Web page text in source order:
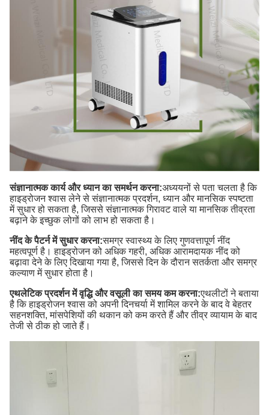
संज्ञानात्मक कार्य और ध्यान का समर्थन करना:अध्ययनों से पता चलता है कि
हाइड्रोजन श्वास लेने से संज्ञानात्मक प्रदर्शन, ध्यान और मानसिक स्पष्टता
में सुधार हो सकता है, जिससे संज्ञानात्मक गिरावट वाले या मानसिक तीव्रता
बढ़ाने के इच्छुक लोगों को लाभ हो सकता है।
नींद के पैटर्न में सुधार करना:समग्र स्वास्थ्य के लिए गुणवत्तापूर्ण नींद
महत्वपूर्ण है। हाइड्रोजन को अधिक गहरी, अधिक आरामदायक नींद को
बढ़ावा देने के लिए दिखाया गया है, जिससे दिन के दौरान सतर्कता और समग्र
कल्याण में सुधार होता है।
एथलेटिक प्रदर्शन में वृद्धि और वसूली का समय कम करना:एथलीटों ने बताया
है कि हाइड्रोजन श्वास को अपनी दिनचर्या में शामिल करने के बाद वे बेहतर
सहनशक्ति, मांसपेशियों की थकान को कम करते हैं और तीव्र व्यायाम के बाद
तेजी से ठीक हो जाते हैं।